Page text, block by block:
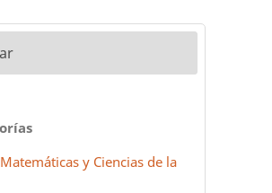
y Ciencias de la